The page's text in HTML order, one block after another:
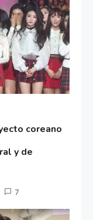
coreano
y de
7